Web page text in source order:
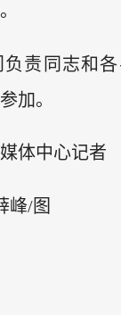
负责同志和
加。
体中心记者
峰/图